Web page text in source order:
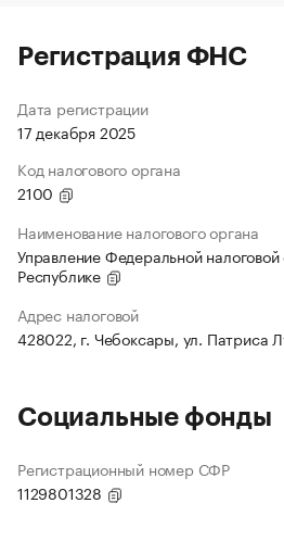
Регистрация ФНС
Дата регистрации
17 декабря 2025
Код налогового органа
2100
Наименование налогового органа
Управление Федеральной
Республике
Адрес налоговой
428022, г. Чебоксары, ул. Патриса
Социальные фонды
Регистрационный номер СФР
1129801328